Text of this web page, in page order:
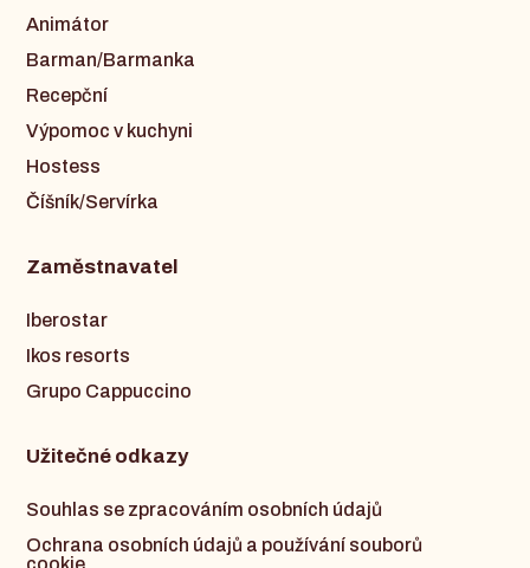
Animátor
Barman/Barmanka
Recepční
Výpomoc v kuchyni
Hostess
Číšník/Servírka
Zaměstnavatel
Iberostar
Ikos resorts
Grupo Cappuccino
Užitečné odkazy
Souhlas se zpracováním osobních údajů
Ochrana osobních údajů a používání souborů
cookie